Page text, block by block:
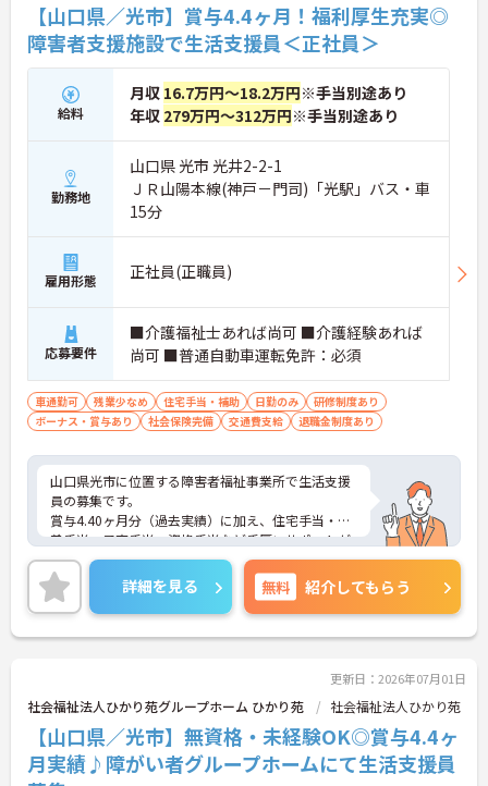
【山口県／光市】賞与4.4ヶ月！福利厚生充実◎
障害者支援施設で生活支援員＜正社員＞
給料
月収 16.7万円～18.2万円※手当別途あり
年収 279万円～312万円※手当別途あり
勤務地
山口県 光市 光井2-2-1
ＪＲ山陽本線(神戸－門司)「光駅」バス・車
15分
雇用形態 正社員(正職員)
応募要件
■介護福祉士あれば尚可 ■介護経験あれば
尚可 ■普通自動車運転免許：必須
車通勤可 残業少なめ 住宅手当・補助 日勤のみ
研修制度あり
ボーナス・賞与あり
社会保険完備 交通費支給 退職金制度あり
山口県光市に位置する障害者福祉事業所で生活支援
員の募集です。
賞与4.40ヶ月分（過去実績）に加え、住宅手当・扶
養手当・子育手当・資格手当など手厚いサポートが
用意されています。また、やまぐち健康経営認定企
業として、働く職員の健康や働きやすさにも積極的
に取り組んでいる点も魅力です。年間休日126日と
休暇制度もしっかり確保されています。
ご興味のある方には、面接対策ポイントなどさらに
詳細を見る 無料 紹介してもらう
更新日：2026年07月01日
社会福祉法人ひかり苑グループホーム ひかり苑 社会福祉法人ひかり苑
【山口県／光市】無資格・未経験OK◎賞与4.4ヶ
月実績♪障がい者グループホームにて生活支援員